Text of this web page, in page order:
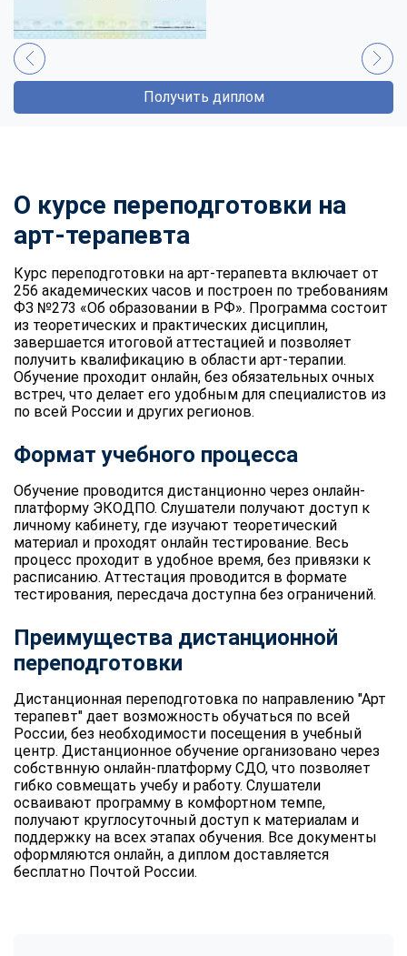
Получить диплом
О курсе переподготовки на
арт-терапевта
Курс переподготовки на арт-терапевта включает от
256 академических часов и построен по требованиям
ФЗ №273 «Об образовании в РФ». Программа состоит
из теоретических и практических дисциплин,
завершается итоговой аттестацией и позволяет
получить квалификацию в области арт-терапии.
Обучение проходит онлайн, без обязательных очных
встреч, что делает его удобным для специалистов из
по всей России и других регионов.
Формат учебного процесса
Обучение проводится дистанционно через онлайн-
платформу ЭКОДПО. Слушатели получают доступ к
личному кабинету, где изучают теоретический
материал и проходят онлайн тестирование. Весь
процесс проходит в удобное время, без привязки к
расписанию. Аттестация проводится в формате
тестирования, пересдача доступна без ограничений.
Преимущества дистанционной
переподготовки
Дистанционная переподготовка по направлению "Арт
терапевт" дает возможность обучаться по всей
России, без необходимости посещения в учебный
центр. Дистанционное обучение организовано через
собствнную онлайн-платформу СДО, что позволяет
гибко совмещать учебу и работу. Слушатели
осваивают программу в комфортном темпе,
получают круглосуточный доступ к материалам и
поддержку на всех этапах обучения. Все документы
оформляются онлайн, а диплом доставляется
бесплатно Почтой России.